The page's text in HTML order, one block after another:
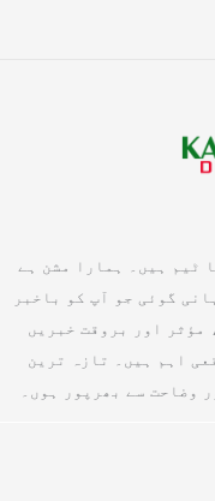
ٹیم ہیں۔ ہمارا مشن ہے
گوئی جو آپ کو باخبر
مؤثر اور بروقت خبریں
اہم ہیں۔ تازہ ترین
وضاحت سے بھرپور ہوں۔